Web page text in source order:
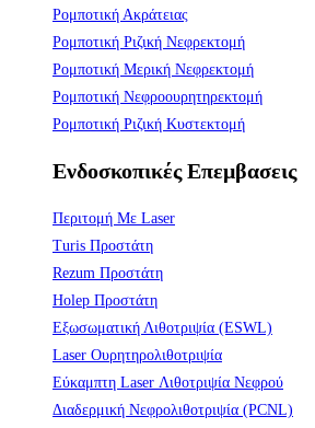
Ρομποτική Ακράτειας
Ρομποτική Ριζική Νεφρεκτομή
Ρομποτική Μερική Νεφρεκτομή
Ρομποτική Νεφροουρητηρεκτομή
Ρομποτική Ριζική Κυστεκτομή
Ενδοσκοπικές Επεμβασεις
Περιτομή Με Laser
Turis Προστάτη
Rezum Προστάτη
Holep Προστάτη
Εξωσωματική Λιθοτριψία (ESWL)
Laser Ουρητηρολιθοτριψία
Εύκαμπτη Laser Λιθοτριψία Νεφρού
Διαδερμική Νεφρολιθοτριψία (PCNL)